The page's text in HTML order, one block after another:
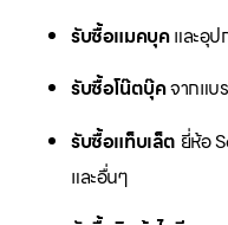
รับซื้อแมคบุคและอุป
รับซื้อโน๊ตบุ๊คจากแบ
รับซื้อแท็บเล็ต ยี่ห้อ
และอื่นๆ